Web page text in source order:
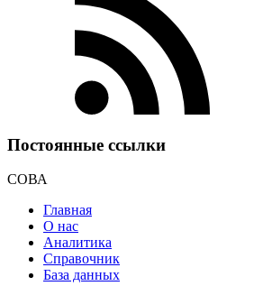
Постоянные ссылки
СОВА
Главная
О нас
Аналитика
Справочник
База данных